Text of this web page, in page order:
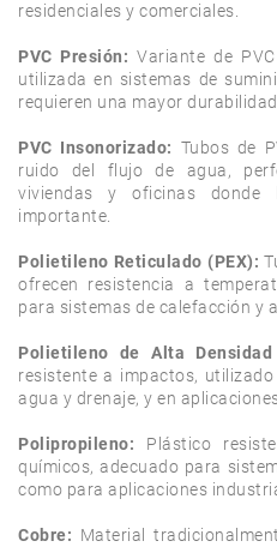
residenciales y comerciales.
PVC Presión: Variante de
utilizada en sistemas de
requieren una mayor
PVC Insonorizado: Tubos de
ruido del flujo de agua,
viviendas y oficinas
importante.
Polietileno Reticulado (PEX):
ofrecen resistencia a
para sistemas de calefacción y
Polietileno de Alta Densidad
resistente a impactos,
agua y drenaje, y en
Polipropileno: Plástico
químicos, adecuado para
como para aplicaciones
Cobre: Material